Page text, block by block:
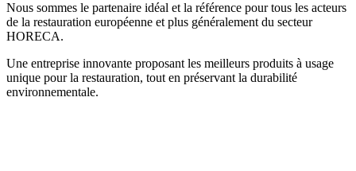
Nous sommes le partenaire idéal et la référence pour tous les acteurs
de la restauration européenne et plus généralement du secteur
HORECA.
Une entreprise innovante proposant les meilleurs produits à usage
unique pour la restauration, tout en préservant la durabilité
environnementale.